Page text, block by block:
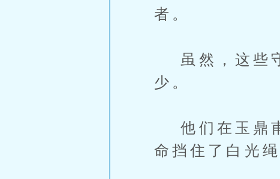
者。
虽然，这些守
少。
他们在玉鼎甫
命挡住了白光绳